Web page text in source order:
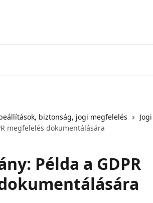
biztonság, jogi megfelelés
megfelelés dokumentálására
Példa a GDPR